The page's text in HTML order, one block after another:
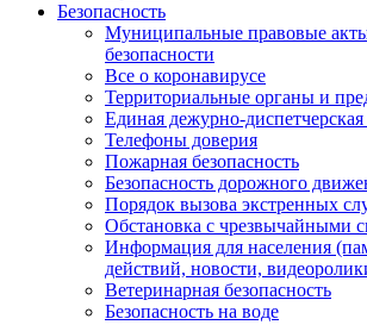
Безопасность
Муниципальные правовые
безопасности
Все о коронавирусе
Территориальные органы и
Единая дежурно-
Телефоны доверия
Пожарная безопасность
Безопасность дорожного
Порядок вызова экстренных
Обстановка с чрезвычайными
Информация для населения
действий, новости,
Ветеринарная безопасность
Безопасность на воде